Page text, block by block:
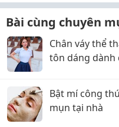
Bài cùng chuyên
Chân váy thể
tôn dáng dành
Bật mí công
mụn tại nhà